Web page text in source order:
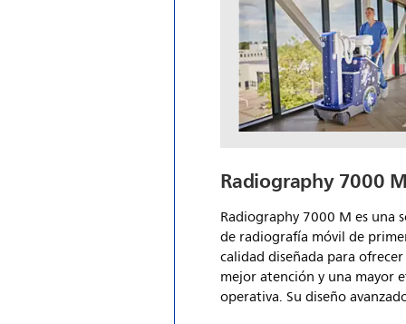
calidad para diagnósticos más
confiables.
Radiography 7000 M
Radiography 7000 M es una
de radiografía móvil de
calidad diseñada para
mejor atención y una mayor
operativa. Su diseño